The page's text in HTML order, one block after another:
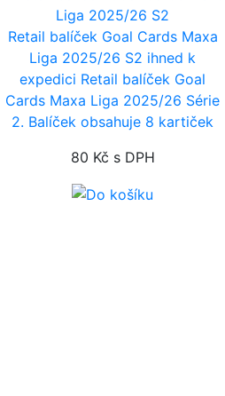
Retail balíček Goal Cards Maxa
Liga 2025/26 S2 ihned k
expedici Retail balíček Goal
Cards Maxa Liga 2025/26 Série
2. Balíček obsahuje 8 kartiček
80 Kč s DPH